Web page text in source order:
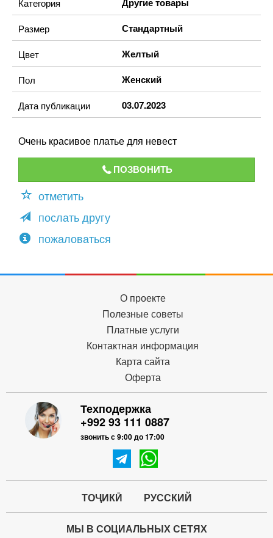
Категория
Размер Стандартный
Цвет Желтый
Пол Женский
Дата публикации 03.07.2023
Очень красивое платье для невест
ПОЗВОНИТЬ
отметить
послать другу
пожаловаться
О проекте
Полезные советы
Платные услуги
Контактная информация
Карта сайта
Оферта
Техподержка
+992 93 111 0887
звонить с 9:00 до 17:00
ТОҶИКӢ РУССКИЙ
МЫ В СОЦИАЛЬНЫХ СЕТЯХ